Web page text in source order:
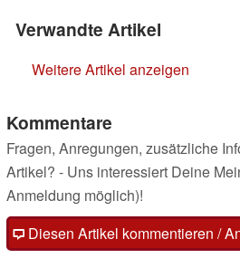
Verwandte Artikel
Weitere Artikel anzeigen
Kommentare
Fragen, Anregungen, zusätzliche
Artikel? - Uns interessiert Deine
Anmeldung möglich)!
Diesen Artikel kommentieren /